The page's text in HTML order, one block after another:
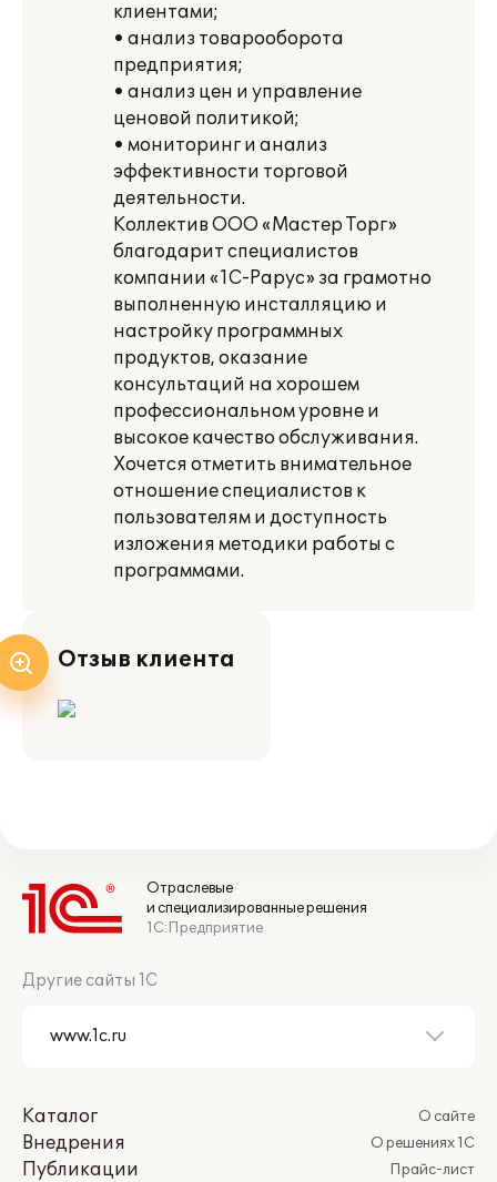
клиентами;
• анализ товарооборота
предприятия;
• анализ цен и управление
ценовой политикой;
• мониторинг и анализ
эффективности торговой
деятельности.
Коллектив ООО «Мастер Торг»
благодарит специалистов
компании «1С-Рарус» за грамотно
выполненную инсталляцию и
настройку программных
продуктов, оказание
консультаций на хорошем
профессиональном уровне и
высокое качество обслуживания.
Хочется отметить внимательное
отношение специалистов к
пользователям и доступность
изложения методики работы с
программами.
Отзыв клиента
Отраслевые
и специализированные решения
1С:Предприятие
Другие сайты 1С
Каталог
Внедрения
Публикации
О сайте
О решениях 1С
Прайс-лист